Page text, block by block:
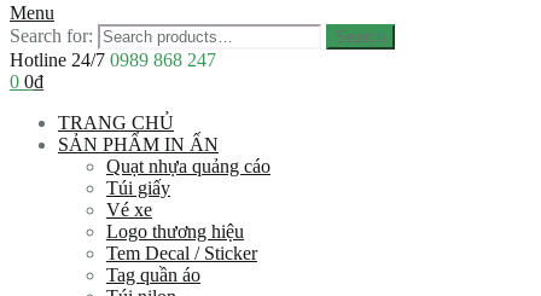
Menu
Search for:
Search
Hotline 24/7 0989 868 247
0 0₫
TRANG CHỦ
SẢN PHẨM IN ẤN
Quạt nhựa quảng cáo
Túi giấy
Vé xe
Logo thương hiệu
Tem Decal / Sticker
Tag quần áo